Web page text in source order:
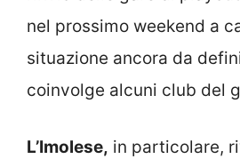
nel prossimo weekend a
situazione ancora da
coinvolge alcuni club del
L’Imolese, in particolare,